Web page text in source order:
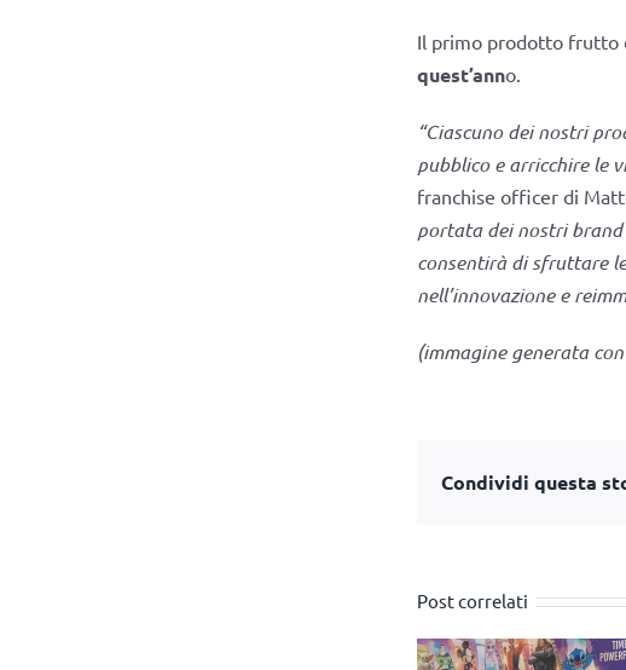
Il primo prodotto frutto
quest’anno.
“Ciascuno dei nostri
pubblico e arricchire le
franchise officer di
portata dei nostri brand
consentirà di sfruttare
nell’innovazione e
(immagine generata
Condividi questa
Post correlati